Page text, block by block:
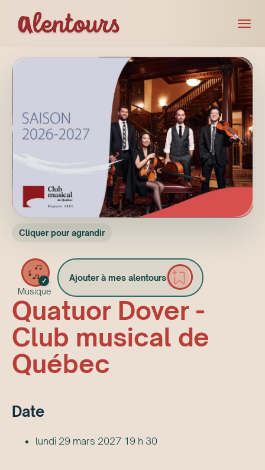
Cliquer pour agrandir
✓
Musique
Ajouter à mes alentours
Quatuor Dover -
Club musical de
Québec
Date
lundi 29 mars 2027 19 h 30